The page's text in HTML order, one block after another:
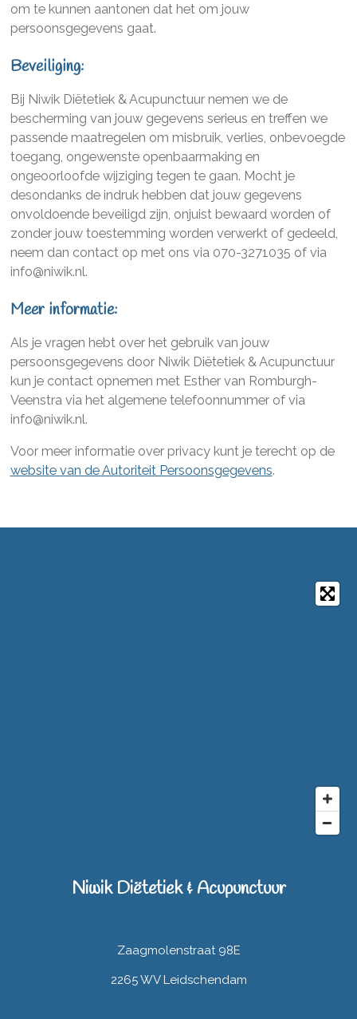
om te kunnen aantonen dat het om jouw
persoonsgegevens gaat.
Beveiliging:
Bij Niwik Diëtetiek & Acupunctuur nemen we de
bescherming van jouw gegevens serieus en treffen we
passende maatregelen om misbruik, verlies, onbevoegde
toegang, ongewenste openbaarmaking en
ongeoorloofde wijziging tegen te gaan. Mocht je
desondanks de indruk hebben dat jouw gegevens
onvoldoende beveiligd zijn, onjuist bewaard worden of
zonder jouw toestemming worden verwerkt of gedeeld,
neem dan contact op met ons via 070-3271035 of via
info@niwik.nl.
Meer informatie:
Als je vragen hebt over het gebruik van jouw
persoonsgegevens door Niwik Diëtetiek & Acupunctuur
kun je contact opnemen met Esther van Romburgh-
Veenstra via het algemene telefoonnummer of via
info@niwik.nl.
Voor meer informatie over privacy kunt je terecht op de ​
website van de Autoriteit Persoonsgegevens.
Niwik Diëtetiek & Acupunctuur
Zaagmolenstraat 98E
2265 WV Leidschendam